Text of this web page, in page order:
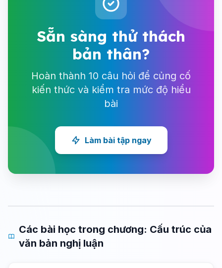
Sẵn sàng thử thách
bản thân?
Hoàn thành 10 câu hỏi để củng cố
kiến thức và kiểm tra mức độ hiểu
bài
Làm bài tập ngay
Các bài học trong chương: Cấu trúc của
văn bản nghị luận